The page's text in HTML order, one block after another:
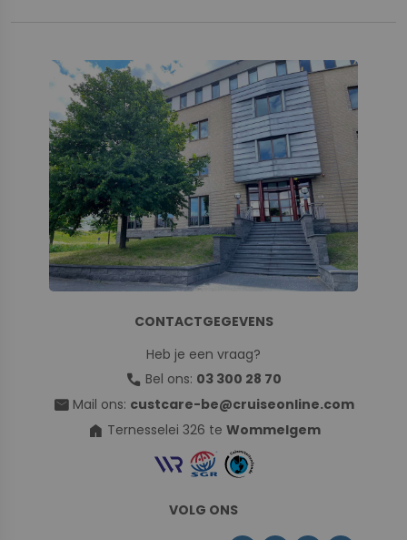
CONTACTGEGEVENS
Heb je een vraag?
call Bel ons: 03 300 28 70
mail Mail ons: custcare-be@cruiseonline.com
home Ternesselei 326 te Wommelgem
VOLG ONS